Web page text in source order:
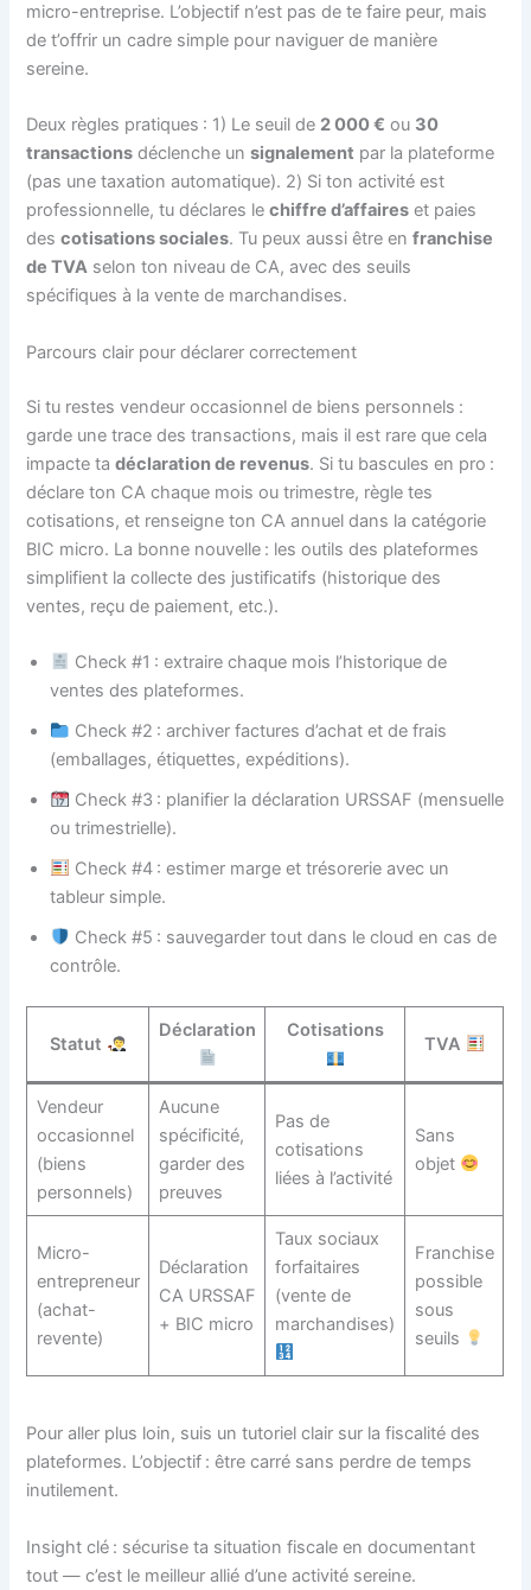
micro-entreprise. L’objectif n’est pas de te faire peur, mais
de t’offrir un cadre simple pour naviguer de manière
sereine.
Deux règles pratiques : 1) Le seuil de 2 000 € ou 30
transactions déclenche unsignalement par la plateforme
(pas une taxation automatique). 2) Si ton activité est
professionnelle, tu déclares lechiffre d’affaires et paies
descotisations sociales. Tu peux aussi être enfranchise
de TVA selon ton niveau de CA, avec des seuils
spécifiques à la vente de marchandises.
Parcours clair pour déclarer correctement
Si tu restes vendeur occasionnel de biens personnels :
garde une trace des transactions, mais il est rare que cela
impacte tadéclaration de revenus. Si tu bascules en pro :
déclare ton CA chaque mois ou trimestre, règle tes
cotisations, et renseigne ton CA annuel dans la catégorie
BIC micro. La bonne nouvelle : les outils des plateformes
simplifient la collecte des justificatifs (historique des
ventes, reçu de paiement, etc.).
Check #1 : extraire chaque mois l’historique de
ventes des plateformes.
Check #2 : archiver factures d’achat et de frais
(emballages, étiquettes, expéditions).
Check #3 : planifier la déclaration URSSAF (mensuelle
ou trimestrielle).
Check #4 : estimer marge et trésorerie avec un
tableur simple.
Check #5 : sauvegarder tout dans le cloud en cas de
contrôle.
Statut
Déclaration Cotisations
TVA
Vendeur
occasionnel
(biens
personnels)
Aucune
spécificité,
garder des
preuves
Pas de
cotisations
liées à l’activité
Sans
objet
Micro-
entrepreneur
(achat-
revente)
Déclaration
CA URSSAF
+ BIC micro
Taux sociaux
forfaitaires
(vente de
marchandises)
Franchise
possible
sous
seuils
Pour aller plus loin, suis un tutoriel clair sur la fiscalité des
plateformes. L’objectif : être carré sans perdre de temps
inutilement.
Insight clé : sécurise ta situation fiscale en documentant
tout — c’est le meilleur allié d’une activité sereine.